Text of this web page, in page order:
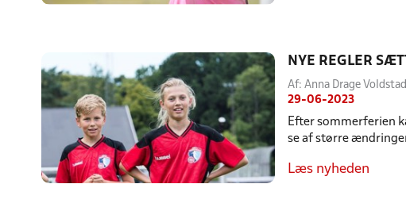
NYE REGLER
Af: Anna Drage
29-06-2023
Efter sommerferien
se af større
Læs nyheden